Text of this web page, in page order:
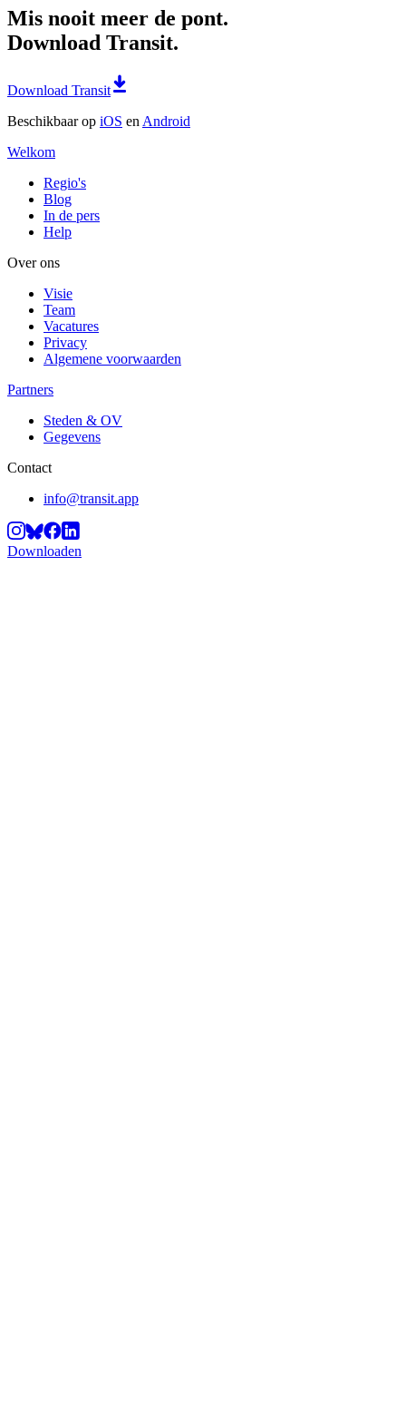
Mis nooit meer de pont.
Download Transit.
Download Transit
Beschikbaar op iOS en Android
Welkom
Regio's
Blog
In de pers
Help
Over ons
Visie
Team
Vacatures
Privacy
Algemene voorwaarden
Partners
Steden & OV
Gegevens
Contact
info@transit.app
Downloaden